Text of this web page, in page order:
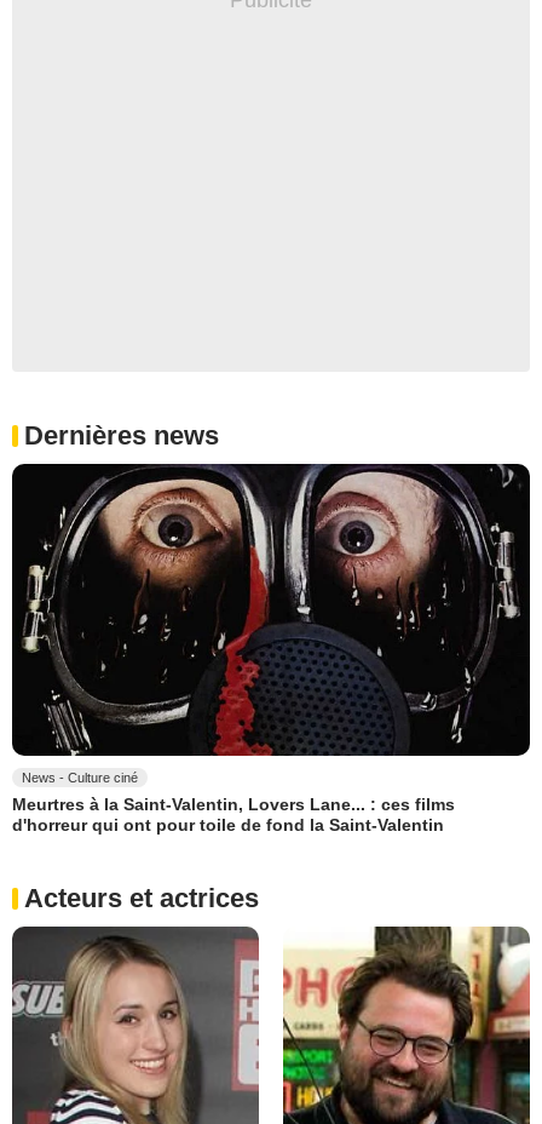
Dernières news
News - Culture ciné
Meurtres à la Saint-Valentin, Lovers Lane... : ces films
d'horreur qui ont pour toile de fond la Saint-Valentin
Acteurs et actrices